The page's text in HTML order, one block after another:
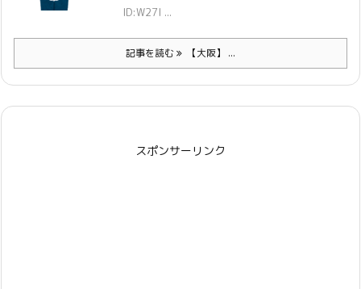
ID:W27I ...
記事を読む 【大阪】 ...
スポンサーリンク